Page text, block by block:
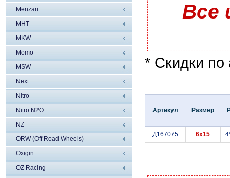
Menzari
MHT
MKW
Momo
MSW
Next
Nitro
Nitro N2O
NZ
ORW (Off Road Wheels)
Oxigin
OZ Racing
Все
* Скидки по
Артикул Размер
Д167075 6x15